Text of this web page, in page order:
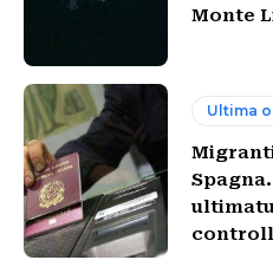
Monte
Ultima